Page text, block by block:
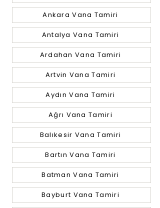
Ankara Vana Tamiri
Antalya Vana Tamiri
Ardahan Vana Tamiri
Artvin Vana Tamiri
Aydın Vana Tamiri
Ağrı Vana Tamiri
Balıkesir Vana Tamiri
Bartın Vana Tamiri
Batman Vana Tamiri
Bayburt Vana Tamiri